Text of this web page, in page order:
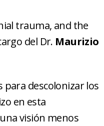
trauma, and the
del Dr. Maurizio
para descolonizar los
en esta
visión menos